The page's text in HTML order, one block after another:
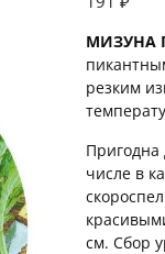
МИЗУНА
резким
Пригодна
числе в
см. Сбор